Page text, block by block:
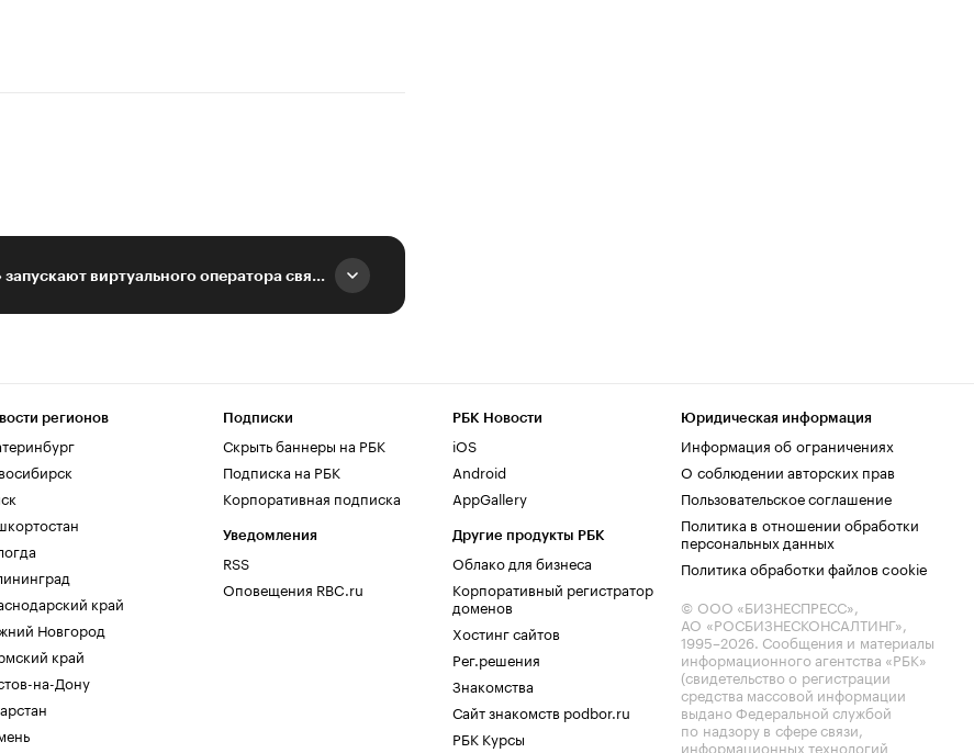
Tele2 и «Газпромбанк» запускают виртуального оператора связи
регионов
край
Новгород
край
на-Дону
Подписки
Скрыть баннеры на РБК
Подписка на РБК
Корпоративная подписка
Уведомления
RSS
Оповещения RBC.ru
РБК Новости
iOS
Android
AppGallery
Другие продукты РБК
Облако для бизнеса
Корпоративный регистратор
доменов
Хостинг сайтов
Рег.решения
Знакомства
Сайт знакомств podbor.ru
РБК Курсы
Юридическая информация
Информация об ограничениях
О соблюдении авторских прав
Пользовательское соглашение
Политика в отношении обработки
персональных данных
Политика обработки файлов cookie
© ООО «БИЗНЕСПРЕСС»,
АО «РОСБИЗНЕСКОНСАЛТИНГ»,
1995–2026. Сообщения и материалы
информационного агентства «РБК»
(свидетельство о регистрации
средства массовой информации
выдано Федеральной службой
по надзору в сфере связи,
информационных технологий